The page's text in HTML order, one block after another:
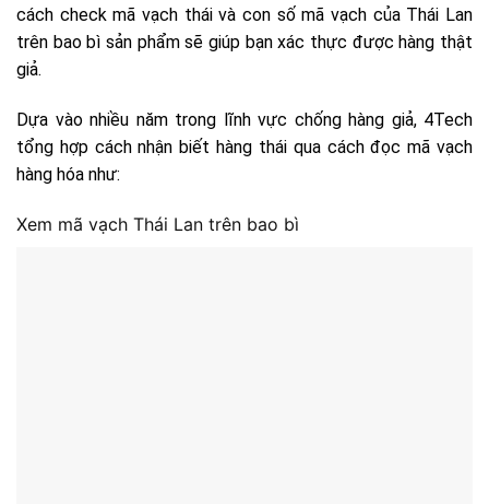
cách check mã vạch thái và con số mã vạch của Thái Lan
trên bao bì sản phẩm sẽ giúp bạn xác thực được hàng thật
giả.
Dựa vào nhiều năm trong lĩnh vực chống hàng giả, 4Tech
tổng hợp cách nhận biết hàng thái qua cách đọc mã vạch
hàng hóa như:
Xem mã vạch Thái Lan trên bao bì